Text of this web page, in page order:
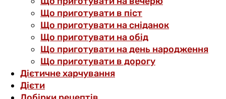
Що приготувати в піст
Що приготувати на сніданок
Що приготувати на обід
Що приготувати на день народження
Що приготувати в дорогу
Дієтичне харчування
Дієти